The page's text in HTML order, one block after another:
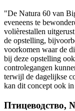
"De Natura 60 van
eveneens te
volièrestallen
de opstelling,
voorkomen waar de
bij deze opstelling
controlegangen
terwijl de dagelijkse
kan dit concept ook
Птицеводство,